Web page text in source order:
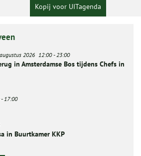
Kopij voor UITagenda
2026 12:00-23:00
in Amsterdamse Bos tijdens Chefs in
-17:00
in Buurtkamer KKP